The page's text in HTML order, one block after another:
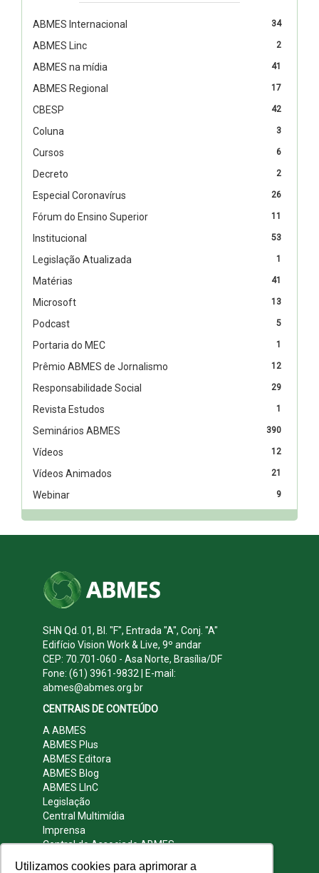
Utilizamos cookies para aprimorar a
34
ABMES Internacional
2
ABMES Linc
41
ABMES na mídia
17
ABMES Regional
42
CBESP
3
Coluna
6
Cursos
2
Decreto
26
Especial Coronavírus
11
Fórum do Ensino Superior
53
Institucional
1
Legislação Atualizada
41
Matérias
13
Microsoft
5
Podcast
1
Portaria do MEC
12
Prêmio ABMES de Jornalismo
29
Responsabilidade Social
1
Revista Estudos
390
Seminários ABMES
12
Vídeos
21
Vídeos Animados
9
Webinar
SHN Qd. 01, Bl. "F", Entrada "A", Conj. "A"
Edifício Vision Work & Live, 9º andar
CEP: 70.701-060 - Asa Norte, Brasília/DF
Fone: (61) 3961-9832 | E-mail:
abmes@abmes.org.br
CENTRAIS DE CONTEÚDO
A ABMES
ABMES Plus
ABMES Editora
ABMES Blog
ABMES LInC
Legislação
Central Multimídia
Imprensa
Central do Associado ABMES